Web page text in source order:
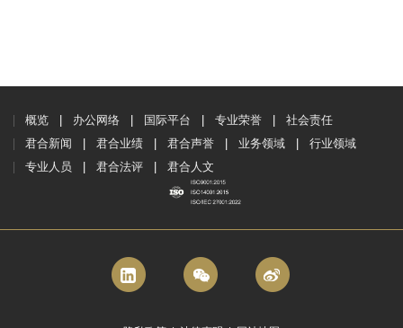
概览 办公网络 国际平台 专业荣誉
社会责任
君合新闻
君合业绩 君合声誉 业务领域
行业领域
专业人员
君合法评 君合人文